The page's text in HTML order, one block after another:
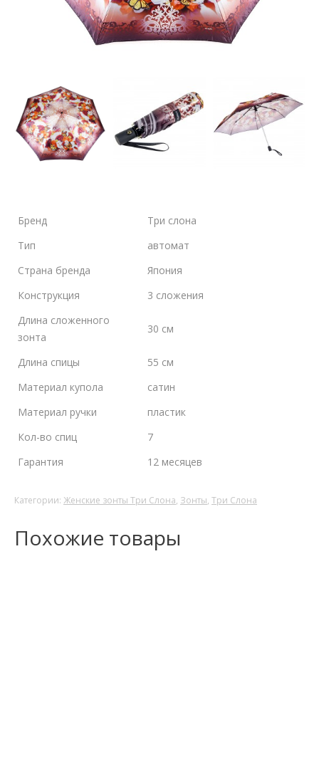
Бренд
Три слона
Тип
автомат
Страна бренда
Япония
Конструкция
3 сложения
Длина сложенного
зонта
30 см
Длина спицы
55 см
Материал купола
сатин
Материал ручки
пластик
Кол-во спиц
7
Гарантия
12 месяцев
Категории: Женские зонты Три Слона, Зонты, Три Слона
Похожие товары